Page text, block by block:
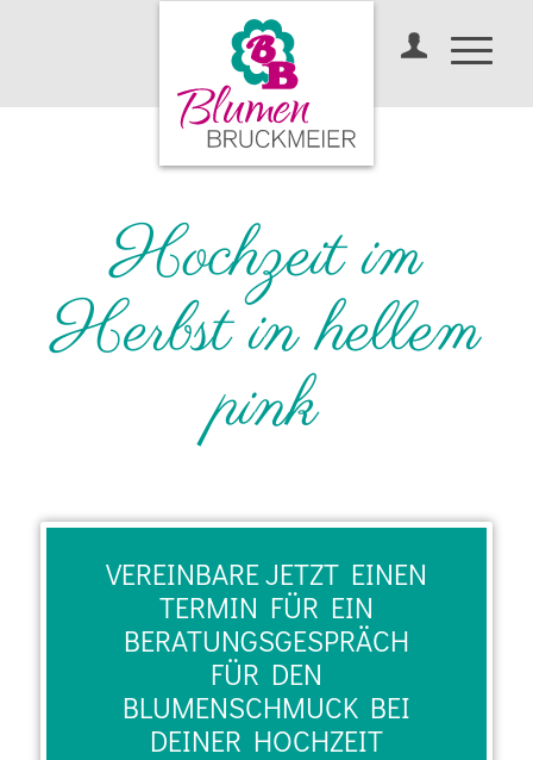
Hochzeit im
Herbst in hellem
pink
VEREINBARE JETZT EINEN
TERMIN FÜR EIN
BERATUNGSGESPRÄCH
FÜR DEN
BLUMENSCHMUCK BEI
DEINER HOCHZEIT